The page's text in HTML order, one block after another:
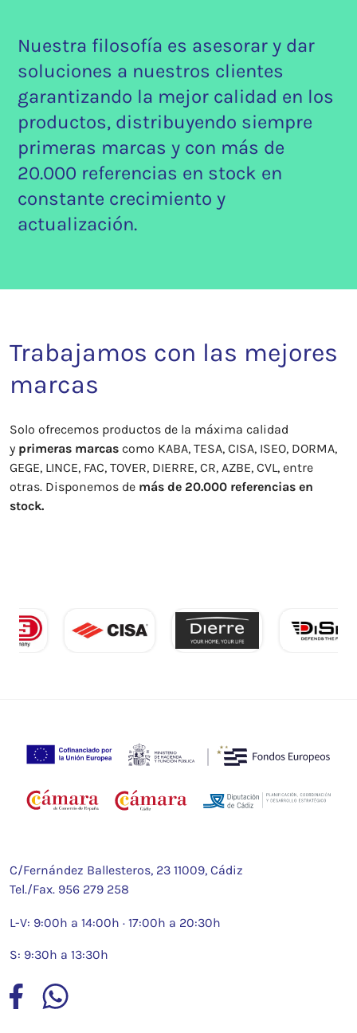
Nuestra filosofía es asesorar y dar
soluciones a nuestros clientes
garantizando la mejor calidad en los
productos, distribuyendo siempre
primeras marcas y con más de
20.000 referencias en stock en
constante crecimiento y
actualización.
Trabajamos con las mejores
marcas
Solo ofrecemos productos de la máxima calidad
y primeras marcas como KABA, TESA, CISA, ISEO, DORMA,
GEGE, LINCE, FAC, TOVER, DIERRE, CR, AZBE, CVL, entre
otras. Disponemos de más de 20.000 referencias en
stock.
C/Fernández Ballesteros, 23 11009, Cádiz
Tel./Fax. 956 279 258
L-V: 9:00h a 14:00h · 17:00h a 20:30h
S: 9:30h a 13:30h